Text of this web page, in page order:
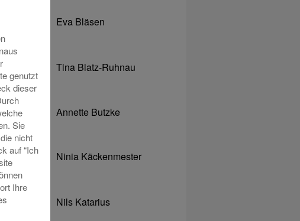
Eva Bläsen
Tina Blatz-Ruhnau
Annette Butzke
Ninia Käckenmester
Nils Katarius
genutzt
dieser
Sie
nicht
auf “Ich
Ihre